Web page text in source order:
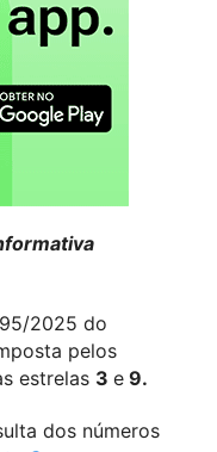
2025 do
pelos
estrelas 3 e 9.
dos números